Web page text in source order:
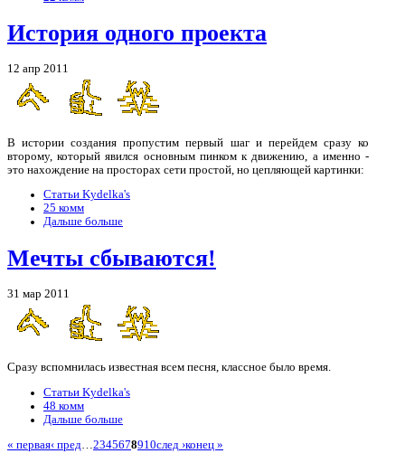
История одного проекта
12 апр 2011
В истории создания пропустим первый шаг и перейдем сразу ко
второму, который явился основным пинком к движению, а именно -
это нахождение на просторах сети простой, но цепляющей картинки:
Статьи Kydelka's
25 комм
Дальше больше
Мечты сбываются!
31 мар 2011
Сразу вспомнилась известная всем песня, классное было время.
Статьи Kydelka's
48 комм
Дальше больше
« первая‹ пред…2345678910след ›конец »